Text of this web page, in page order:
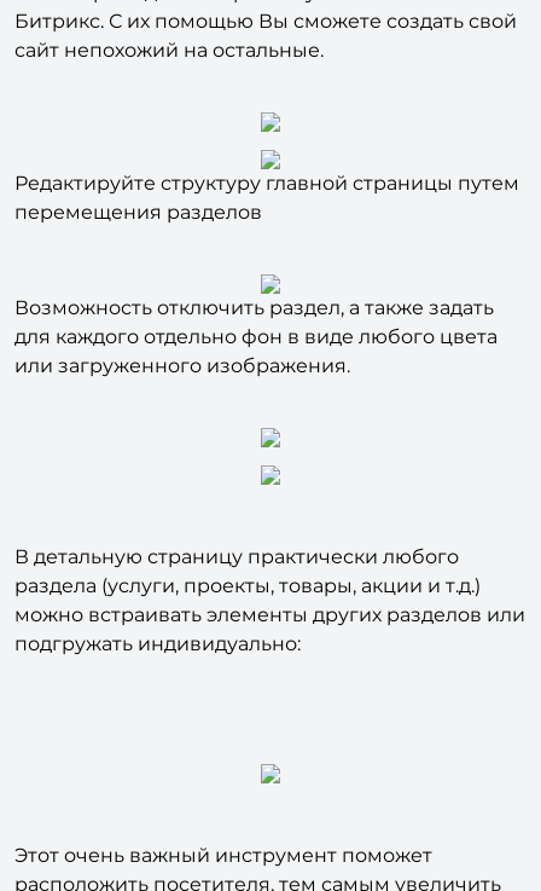
Битрикс. С их помощью Вы сможете создать свой
сайт непохожий на остальные.
Редактируйте структуру главной страницы путем
перемещения разделов
Возможность отключить раздел, а также задать
для каждого отдельно фон в виде любого цвета
или загруженного изображения.
В детальную страницу практически любого
раздела (услуги, проекты, товары, акции и т.д.)
можно встраивать элементы других разделов или
подгружать индивидуально:
Этот очень важный инструмент поможет
расположить посетителя, тем самым увеличить